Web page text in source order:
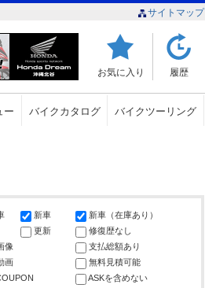
サイトマップ
お気に入り 履歴
ー バイクカタログ バイクツーリング
新車
新車（在庫あり）
更新
修復歴なし
像
支払総額あり
画
無料見積可能
ASKを含めない